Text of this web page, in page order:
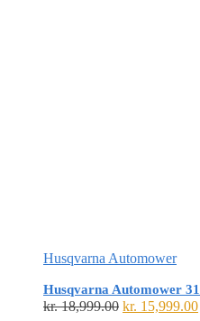
Husqvarna Automower
Husqvarna Automower
kr.18,999.00 Den
kr. 15,999.00